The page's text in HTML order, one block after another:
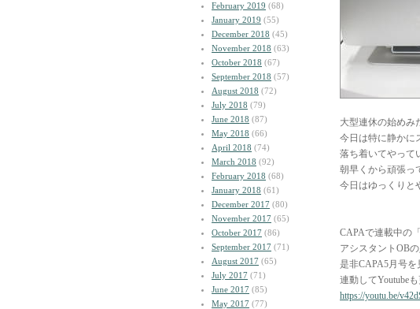
February 2019 (68)
January 2019 (55)
December 2018 (45)
November 2018 (63)
October 2018 (67)
September 2018 (57)
August 2018 (72)
July 2018 (79)
June 2018 (87)
May 2018 (66)
April 2018 (74)
March 2018 (92)
February 2018 (68)
January 2018 (61)
December 2017 (80)
November 2017 (65)
October 2017 (86)
September 2017 (71)
August 2017 (65)
July 2017 (71)
June 2017 (85)
May 2017 (77)
大型連休の始めみ
今日は特に静かに
落ち着いてやって
朝早くから頑張っ
今日はゆっくりと
CAPAで連載中の
アシスタントOB
是非CAPA5月号を
連動してYoutube
https://youtu.be/